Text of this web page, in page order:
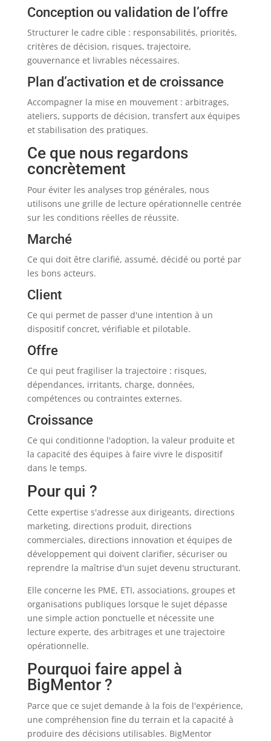
Conception ou validation de l’offre
Structurer le cadre cible : responsabilités, priorités,
critères de décision, risques, trajectoire,
gouvernance et livrables nécessaires.
Plan d’activation et de croissance
Accompagner la mise en mouvement : arbitrages,
ateliers, supports de décision, transfert aux équipes
et stabilisation des pratiques.
Ce que nous regardons
concrètement
Pour éviter les analyses trop générales, nous
utilisons une grille de lecture opérationnelle centrée
sur les conditions réelles de réussite.
Marché
Ce qui doit être clarifié, assumé, décidé ou porté par
les bons acteurs.
Client
Ce qui permet de passer d'une intention à un
dispositif concret, vérifiable et pilotable.
Offre
Ce qui peut fragiliser la trajectoire : risques,
dépendances, irritants, charge, données,
compétences ou contraintes externes.
Croissance
Ce qui conditionne l'adoption, la valeur produite et
la capacité des équipes à faire vivre le dispositif
dans le temps.
Pour qui ?
Cette expertise s'adresse aux dirigeants, directions
marketing, directions produit, directions
commerciales, directions innovation et équipes de
développement qui doivent clarifier, sécuriser ou
reprendre la maîtrise d'un sujet devenu structurant.
Elle concerne les PME, ETI, associations, groupes et
organisations publiques lorsque le sujet dépasse
une simple action ponctuelle et nécessite une
lecture experte, des arbitrages et une trajectoire
opérationnelle.
Pourquoi faire appel à
BigMentor ?
Parce que ce sujet demande à la fois de l'expérience,
une compréhension fine du terrain et la capacité à
produire des décisions utilisables. BigMentor